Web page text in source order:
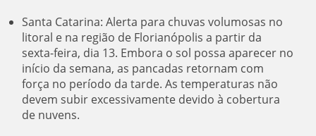
Santa Catarina: Alerta para chuvas volumosas no
litoral e na região de Florianópolis a partir da
sexta-feira, dia 13. Embora o sol possa aparecer no
início da semana, as pancadas retornam com
força no período da tarde. As temperaturas não
devem subir excessivamente devido à cobertura
de nuvens.